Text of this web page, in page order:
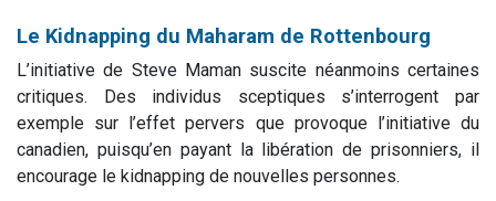
Le Kidnapping du Maharam de Rottenbourg
L’initiative de Steve Maman suscite néanmoins certaines
critiques. Des individus sceptiques s’interrogent par
exemple sur l’effet pervers que provoque l’initiative du
canadien, puisqu’en payant la libération de prisonniers, il
encourage le kidnapping de nouvelles personnes.